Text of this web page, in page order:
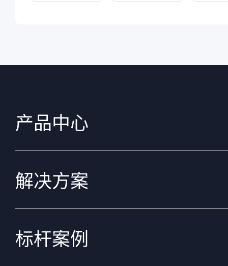
产品中心
解决方案
标杆案例